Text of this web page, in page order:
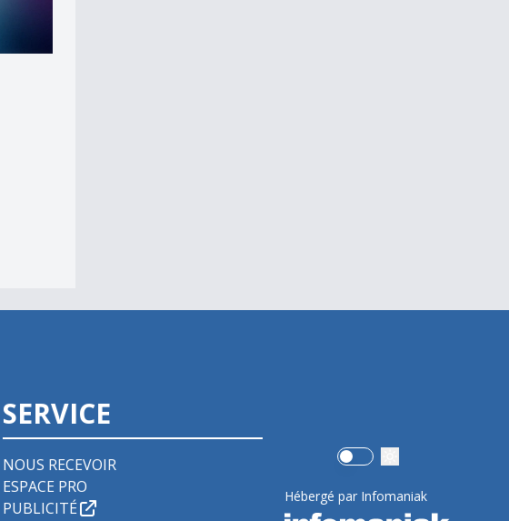
SERVICE
NOUS RECEVOIR
ESPACE PRO
PUBLICITÉ
Use setting
Hébergé par Infomaniak